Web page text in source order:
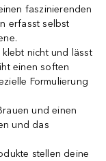
faszinierenden
erfasst selbst
nicht und lässt
einen soften
Formulierung
und einen
und das
stellen deine